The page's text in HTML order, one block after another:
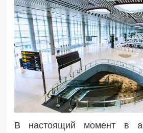
В настоящий момент в